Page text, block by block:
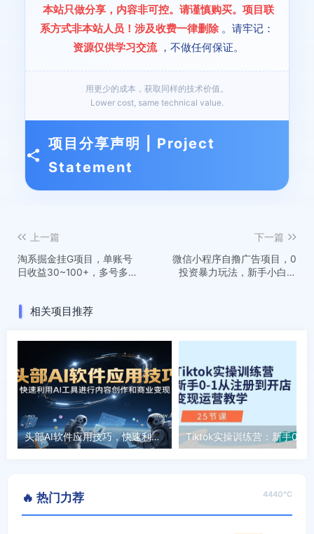
本站只做分享，内容非可控。请谨慎购买。项目联
系方式非本站人员！涉及收费一律删除 。请牢记：
资源仅供学习交流 ，不做任何保证。
用更少的成本，获取同样的技术价值。
Lower cost, same technical value.
项目分享声明 | Project
Statement
上一篇
淘系掘金挂G项目，单账号
日收益30~100+，多号多
下一篇
微信小程序自撸广告项目，0
投资暴力玩法，新手小白一
相关项目推荐
头部AI软件应用技巧，快速利用AI工具进行内容创作和商业变现
🔥 热门力荐 4440℃